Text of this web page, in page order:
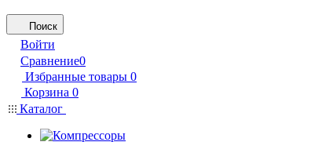
Поиск
Войти
Сравнение0
Избранные товары 0
Корзина 0
Каталог